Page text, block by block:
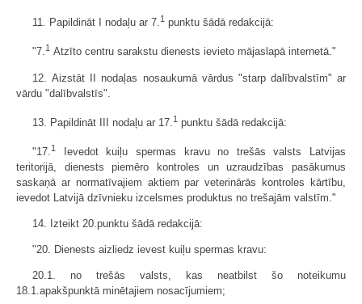
11. Papildināt I nodaļu ar 7.1 punktu šādā redakcijā:
"7.1 Atzīto centru sarakstu dienests ievieto mājaslapā internetā."
12. Aizstāt II nodaļas nosaukumā vārdus "starp dalībvalstīm" ar
vārdu "dalībvalstīs".
13. Papildināt III nodaļu ar 17. 1 punktu šādā redakcijā:
"17.1
Ievedot kuiļu spermas kravu no trešās valsts Latvijas
teritorijā, dienests piemēro kontroles un uzraudzības pasākumus
saskaņā ar normatīvajiem aktiem par veterinārās kontroles kārtību,
ievedot Latvijā dzīvnieku izcelsmes produktus no trešajām valstīm."
14. Izteikt 20.punktu šādā redakcijā:
"20. Dienests aizliedz ievest kuiļu spermas kravu:
20.1. no trešās valsts, kas neatbilst šo noteikumu
18.1.apakšpunktā minētajiem nosacījumiem;